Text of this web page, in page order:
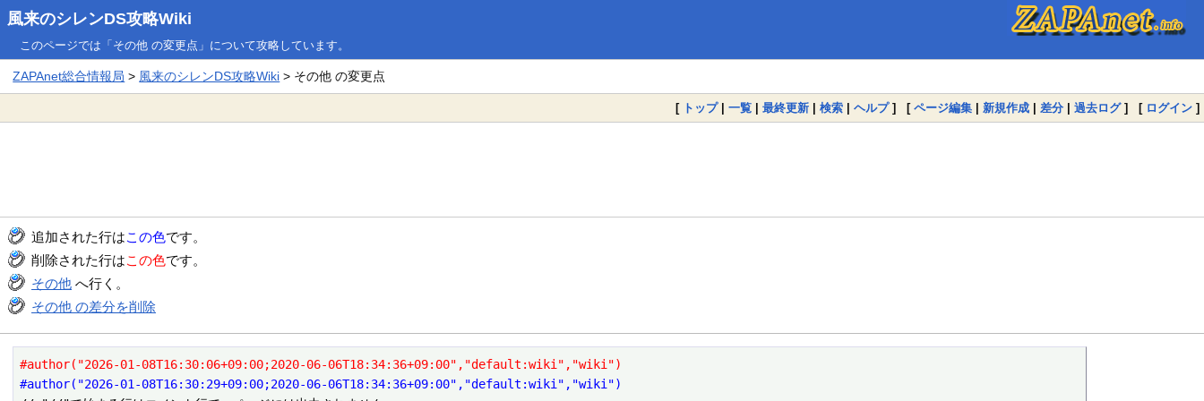
風来のシレンDS攻略Wiki
このページでは「その他 の変更点」について攻略しています。
ZAPAnet総合情報局 > 風来のシレンDS攻略Wiki > その他 の変更点
[ トップ| 一覧 | 最終更新 | 検索 | ヘルプ] [ ページ編集 | 新規作成 | 差分 | 過去ログ] [ ログイン ]
追加された行はこの色です。
削除された行はこの色です。
その他 へ行く。
その他 の差分を削除
#author("2026-01-08T16:30:06+09:00;2020-06-06T18:34:36+09:00","default:wiki","wiki")
#author("2026-01-08T16:30:29+09:00;2020-06-06T18:34:36+09:00","default:wiki","wiki")